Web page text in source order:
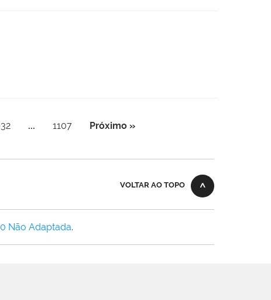
... 1107 Próximo »
VOLTAR AO TOPO
Não Adaptada.